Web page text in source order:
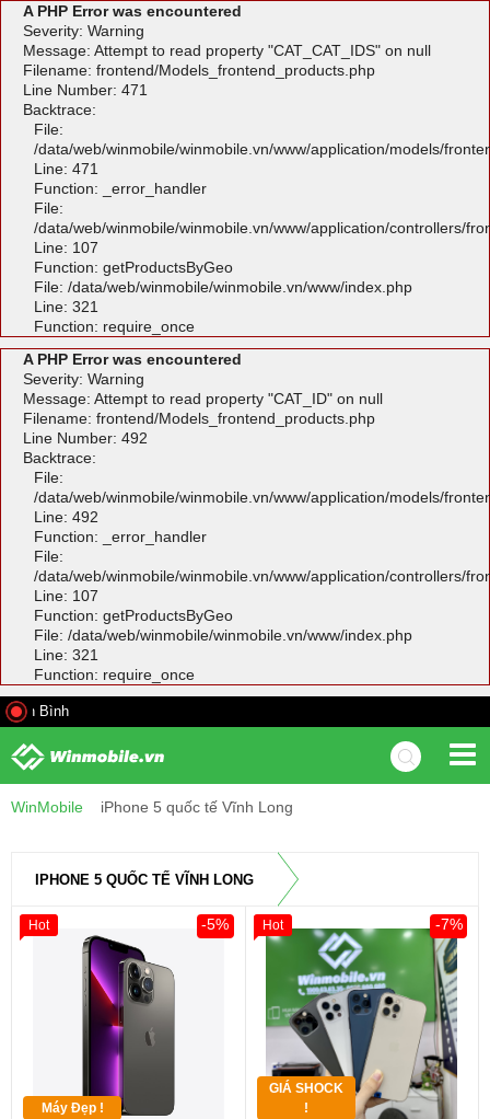
A PHP Error was encountered
Severity: Warning
Message: Attempt to read property "CAT_CAT_IDS" on null
Filename: frontend/Models_frontend_products.php
Line Number: 471
Backtrace:
File:
/data/web/winmobile/winmobile.vn/www/application/models/
Line: 471
Function: _error_handler
File:
/data/web/winmobile/winmobile.vn/www/application/controllers/
Line: 107
Function: getProductsByGeo
File: /data/web/winmobile/winmobile.vn/www/index.php
Line: 321
Function: require_once
A PHP Error was encountered
Severity: Warning
Message: Attempt to read property "CAT_ID" on null
Filename: frontend/Models_frontend_products.php
Line Number: 492
Backtrace:
File:
/data/web/winmobile/winmobile.vn/www/application/models/
Line: 492
Function: _error_handler
File:
/data/web/winmobile/winmobile.vn/www/application/controllers/
Line: 107
Function: getProductsByGeo
File: /data/web/winmobile/winmobile.vn/www/index.php
Line: 321
Function: require_once
WinMobile iPhone 5 quốc tế Vĩnh Long
IPHONE 5 QUỐC TẾ VĨNH LONG
Máy Đẹp !
-5%
Hot
GIÁ SHOCK
!
-7%
Hot